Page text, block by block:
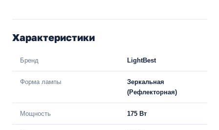
Характеристики
Бренд LightBest
Форма лампы
Зеркальная
(Рефлекторная)
Мощность 175 Вт